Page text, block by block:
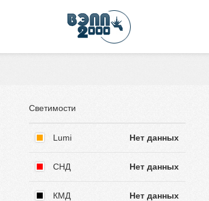
Светимости
Нет данных
Lumi
Нет данных
СНД
Нет данных
КМД